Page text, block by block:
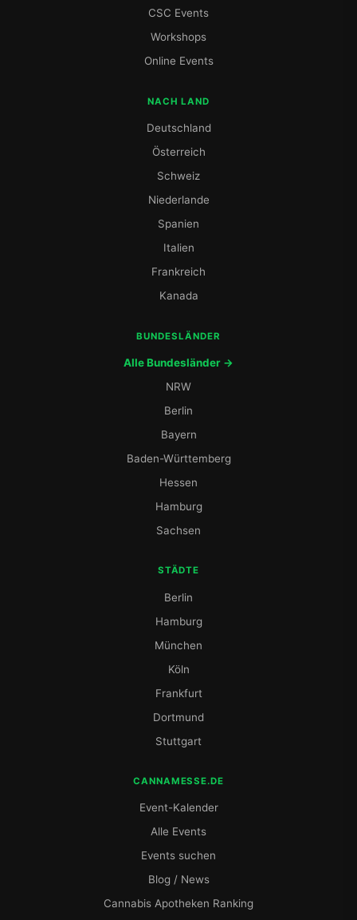
CSC Events
Workshops
Online Events
NACH LAND
Deutschland
Österreich
Schweiz
Niederlande
Spanien
Italien
Frankreich
Kanada
BUNDESLÄNDER
Alle Bundesländer →
NRW
Berlin
Bayern
Baden-Württemberg
Hessen
Hamburg
Sachsen
STÄDTE
Berlin
Hamburg
München
Köln
Frankfurt
Dortmund
Stuttgart
CANNAMESSE.DE
Event-Kalender
Alle Events
Events suchen
Blog / News
Cannabis Apotheken Ranking